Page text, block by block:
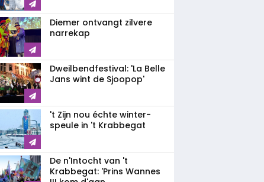
Diemer ontvangt zilvere
narrekap
Dweilbendfestival: 'La Belle
Jans wint de Sjoopop'
't Zijn nou échte winter-
speule in 't Krabbegat
De n'Intocht van 't
Krabbegat: 'Prins Wannes